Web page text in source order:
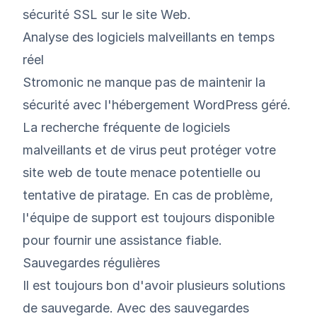
sécurité SSL sur le site Web.
Analyse des logiciels malveillants en temps
réel
Stromonic ne manque pas de maintenir la
sécurité avec l'hébergement WordPress géré.
La recherche fréquente de logiciels
malveillants et de virus peut protéger votre
site web de toute menace potentielle ou
tentative de piratage. En cas de problème,
l'équipe de support est toujours disponible
pour fournir une assistance fiable.
Sauvegardes régulières
Il est toujours bon d'avoir plusieurs solutions
de sauvegarde. Avec des sauvegardes